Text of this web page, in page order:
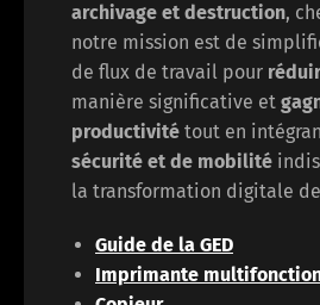
archivage et destruction,
notre mission est de
de flux de travail pour
manière significative et
productivité tout en
sécurité et de mobilité
la transformation digitale
Guide de la GED
Imprimante